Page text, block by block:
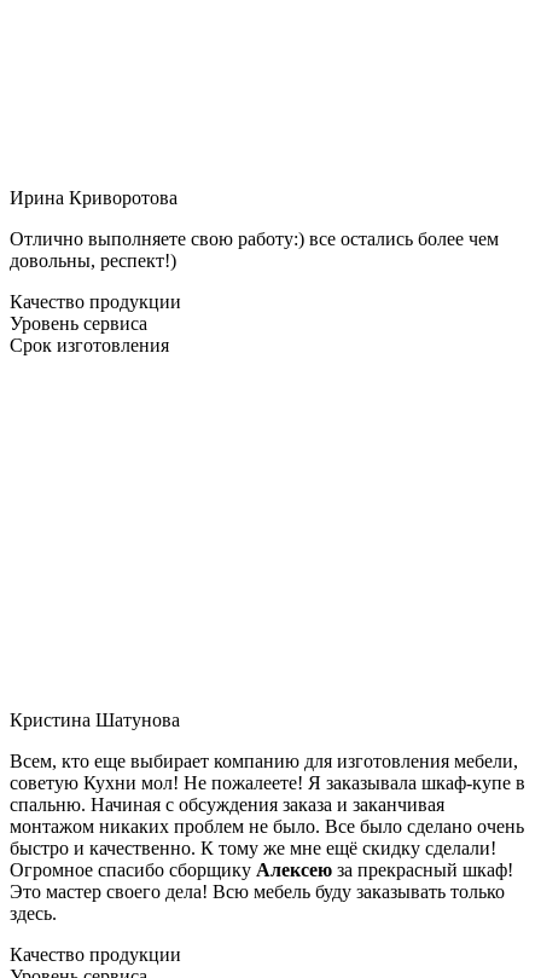
Ирина Криворотова
Отлично выполняете свою работу:) все остались более чем
довольны, респект!)
Качество продукции
Уровень сервиса
Срок изготовления
Кристина Шатунова
Всем, кто еще выбирает компанию для изготовления мебели,
советую Кухни мол! Не пожалеете! Я заказывала шкаф-купе в
спальню. Начиная с обсуждения заказа и заканчивая
монтажом никаких проблем не было. Все было сделано очень
быстро и качественно. К тому же мне ещё скидку сделали!
Огромное спасибо сборщику Алексею за прекрасный шкаф!
Это мастер своего дела! Всю мебель буду заказывать только
здесь.
Качество продукции